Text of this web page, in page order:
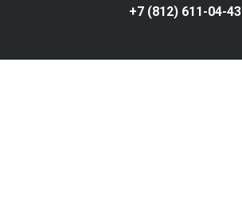
+7 (812) 611-04-43